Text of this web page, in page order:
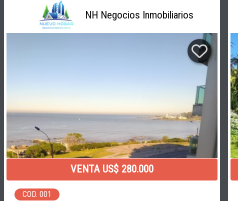
NH Negocios Inmobiliarios
VENTA US$ 280.000
COD. 001